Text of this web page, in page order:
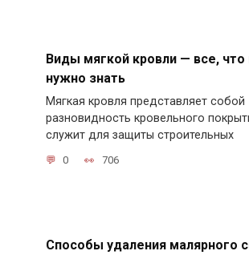
Виды мягкой кровли — все, что
нужно знать
Мягкая кровля представляет собой
разновидность кровельного
служит для защиты строительных
0 706
Способы удаления малярного